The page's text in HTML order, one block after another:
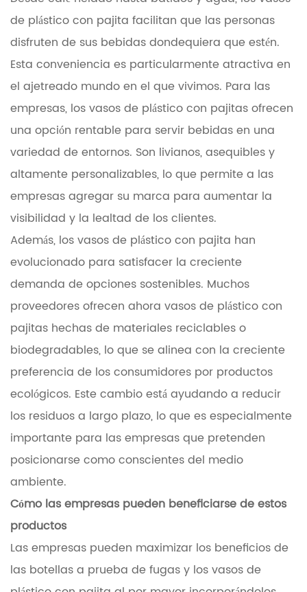
de plástico con pajita facilitan que las personas
disfruten de sus bebidas dondequiera que estén.
Esta conveniencia es particularmente atractiva en
el ajetreado mundo en el que vivimos. Para las
empresas, los vasos de plástico con pajitas ofrecen
una opción rentable para servir bebidas en una
variedad de entornos. Son livianos, asequibles y
altamente personalizables, lo que permite a las
empresas agregar su marca para aumentar la
visibilidad y la lealtad de los clientes.
Además, los vasos de plástico con pajita han
evolucionado para satisfacer la creciente
demanda de opciones sostenibles. Muchos
proveedores ofrecen ahora vasos de plástico con
pajitas hechas de materiales reciclables o
biodegradables, lo que se alinea con la creciente
preferencia de los consumidores por productos
ecológicos. Este cambio está ayudando a reducir
los residuos a largo plazo, lo que es especialmente
importante para las empresas que pretenden
posicionarse como conscientes del medio
ambiente.
Cómo las empresas pueden beneficiarse de estos
productos
Las empresas pueden maximizar los beneficios de
las botellas a prueba de fugas y los vasos de